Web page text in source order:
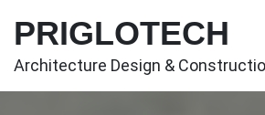
content
PRIGLOTECH
Architecture Design &